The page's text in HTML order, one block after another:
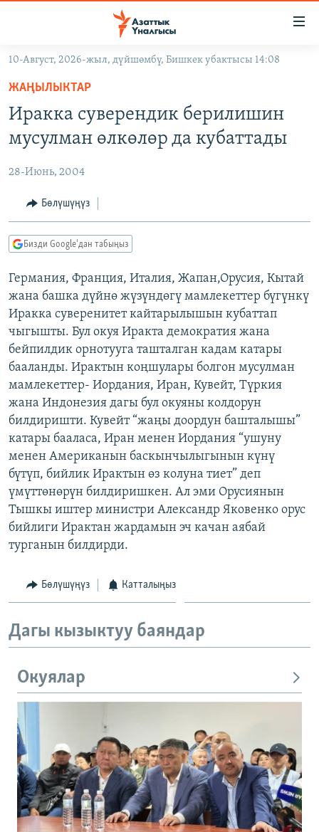
Навигацияга
өтүңүз
Издөөгө
салыңызКЫРГЫЗСТАН
ЭКОНОМИКА
МАДАНИЯТ
ДҮЙНӨ
БОРБОР АЗИЯ
УКРАИНА
АТАЙЫН ИЛИКТӨӨ
ТВ ПРОГРАММАЛАР
ЭКСПЕРТТЕР ТАЛДАЙТ
БИЗ ЖАНА ДҮЙНӨ
ЭЖЕ-СИҢДИЛЕР
АЗАТТЫК+
ЫҢГАЙСЫЗ СУРООЛОР
ӨЗГӨЧӨ ПИКИР
Русский
ОНЛАЙН ШЕРИНЕ
ЭЕ/АРнун бардык сайттары
10-Август, 2026-жыл, дүйшөмбү, Бишкек убактысы 14:08
ЖАҢЫЛЫКТАР
Иракка суверендик берилишин
мусулман өлкөлөр да кубаттады
28-Июнь, 2004
Бөлүшүңүз
Бизди Google'дан табыңыз
Германия, Франция, Италия, Жапан,Орусия, Кытай
жана башка дүйнө жүзүндөгү мамлекеттер бүгүнкү
Иракка суверенитет кайтарылышын кубаттап
чыгышты. Бул окуя Иракта демократия жана
бейпилдик орнотууга ташталган кадам катары
бааланды. Ирактын коңшулары болгон мусулман
мамлекеттер- Иордания, Иран, Кувейт, Түркия
жана Индонезия дагы бул окуяны колдорун
билдиришти. Кувейт “жаңы доордун башталышы”
катары бааласа, Иран менен Иордания “ушуну
менен Американын баскынчылыгынын күнү
бүтүп, бийлик Ирактын өз колуна тиет” деп
үмүттөнөрүн билдиришкен. Ал эми Орусиянын
Тышкы иштер министри Александр Яковенко орус
бийлиги Ирактан жардамын эч качан аябай
турганын билдирди.
Бөлүшүңүз Катталыңыз
Дагы кызыктуу баяндар
Окуялар